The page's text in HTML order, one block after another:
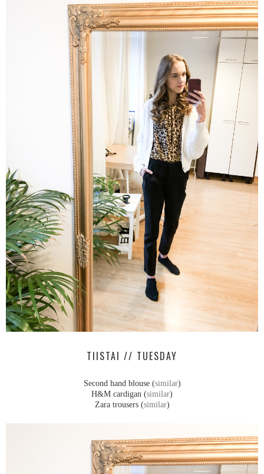
TIISTAI // TUESDAY
Second hand blouse (similar)
H&M cardigan (similar)
Zara trousers (similar)